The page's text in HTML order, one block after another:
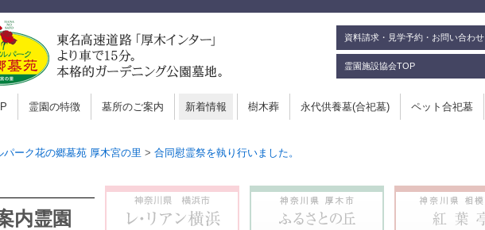
資料請求・見学予約・お問い合わせ
霊園施設協会TOP
霊園の特徴 墓所のご案内 新着情報 樹木葬 永代供養墓(合祀墓) ペット合祀墓
パーク花の郷墓苑 厚木宮の里 > 合同慰霊祭を執り行いました。
内霊園